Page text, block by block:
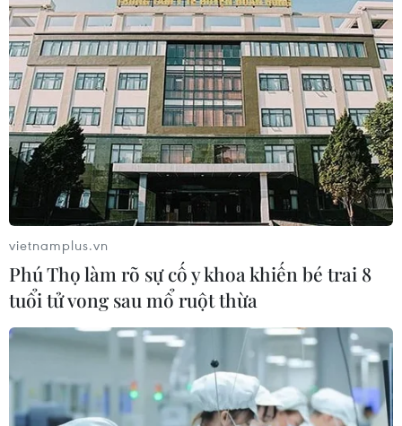
vietnamplus.vn
Phú Thọ làm rõ sự cố y khoa khiến bé trai 8
tuổi tử vong sau mổ ruột thừa